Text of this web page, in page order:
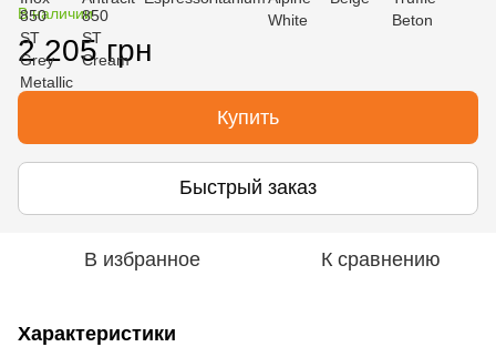
В наличии
2 205 грн
Купить
Быстрый заказ
В избранное К сравнению
Характеристики